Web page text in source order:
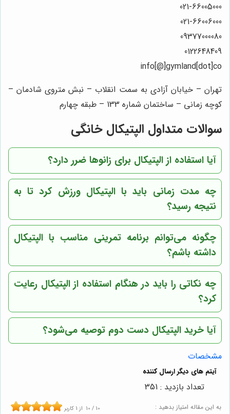
021-66005000
021-66006000
09377000080
0122648409
info[@]gymland[dot]co
تهران – خیابان آزادی به سمت انقلاب – نبش متروی شادمان –
کوچه زمانی – ساختمان شماره 133 – طبقه چهارم
سوالات متداول الپتیکال خانگی
آیا استفاده از الپتیکال برای زانوها ضرر دارد؟
چه مدت زمانی باید با الپتیکال ورزش کرد تا به
نتیجه رسید؟
چگونه می‌توانم برنامه تمرینی مناسب با الپتیکال
داشته باشم؟
چه نکاتی را باید در هنگام استفاده از الپتیکال رعایت
کرد؟
آیا خرید الپتیکال دست دوم توصیه می‌شود؟
مشخصات
به این مقاله امتیاز بدهید : 10 / 10 از 1 کاربر
تعداد بازدید : 351